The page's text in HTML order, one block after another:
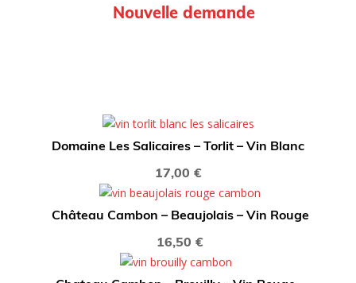
Nouvelle demande
Domaine Les Salicaires – Torlit – Vin Blanc
17,00 €
Château Cambon – Beaujolais – Vin Rouge
16,50€